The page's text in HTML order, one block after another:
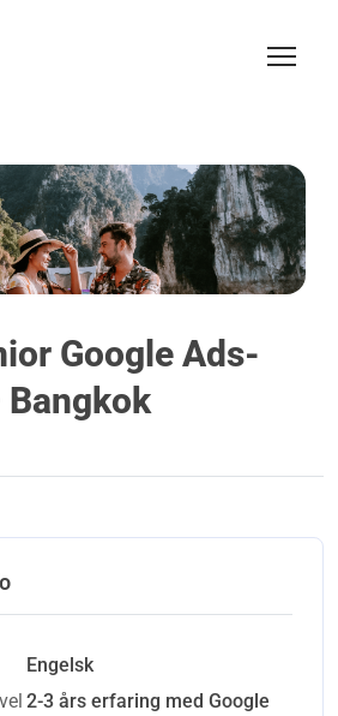
Google Ads-
Engelsk
2-3 års erfaring med Google